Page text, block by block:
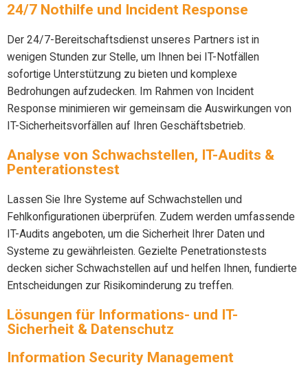
24/7 Nothilfe und Incident Response
Der 24/7-Bereitschaftsdienst unseres Partners ist in
wenigen Stunden zur Stelle, um Ihnen bei IT-Notfällen
sofortige Unterstützung zu bieten und komplexe
Bedrohungen aufzudecken. Im Rahmen von Incident
Response minimieren wir gemeinsam die Auswirkungen von
IT-Sicherheitsvorfällen auf Ihren Geschäftsbetrieb.
Analyse von Schwachstellen, IT-Audits &
Penterationstest
Lassen Sie Ihre Systeme auf Schwachstellen und
Fehlkonfigurationen überprüfen. Zudem werden umfassende
IT-Audits angeboten, um die Sicherheit Ihrer Daten und
Systeme zu gewährleisten. Gezielte Penetrationstests
decken sicher Schwachstellen auf und helfen Ihnen, fundierte
Entscheidungen zur Risikominderung zu treffen.
Lösungen für Informations- und IT-
Sicherheit & Datenschutz
Information Security Management